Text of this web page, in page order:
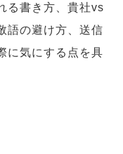
る書き方、貴社vs
語の避け方、送信
に気にする点を具